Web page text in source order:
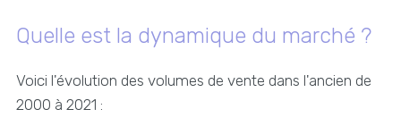
Quelle est la dynamique du marché ?
Voici l'évolution des volumes de vente dans l'ancien de
2000 à 2021 :